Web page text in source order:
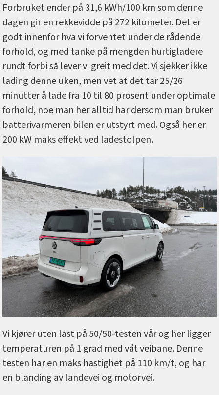
Forbruket ender på 31,6 kWh/100 km som denne
dagen gir en rekkevidde på 272 kilometer. Det er
godt innenfor hva vi forventet under de rådende
forhold, og med tanke på mengden hurtigladere
rundt forbi så lever vi greit med det. Vi sjekker ikke
lading denne uken, men vet at det tar 25/26
minutter å lade fra 10 til 80 prosent under optimale
forhold, noe man her alltid har dersom man bruker
batterivarmeren bilen er utstyrt med. Også her er
200 kW maks effekt ved ladestolpen.
Vi kjører uten last på 50/50-testen vår og her ligger
temperaturen på 1 grad med våt veibane. Denne
testen har en maks hastighet på 110 km/t, og har
en blanding av landevei og motorvei.